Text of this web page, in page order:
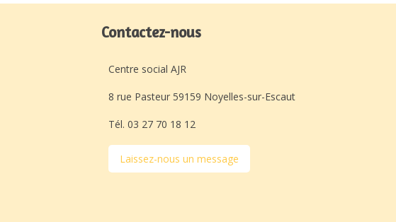
Contactez-nous
Centre social AJR
8 rue Pasteur 59159 Noyelles-sur-Escaut
Tél. 03 27 70 18 12
Laissez-nous un message